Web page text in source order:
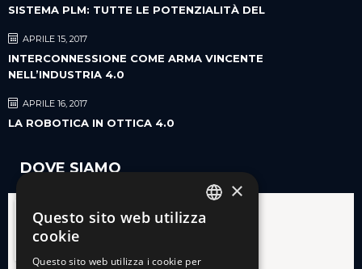
SISTEMA PLM: TUTTE LE POTENZIALITÀ DEL
APRILE 15, 2017
INTERCONNESSIONE COME ARMA VINCENTE
NELL’INDUSTRIA 4.0
APRILE 16, 2017
LA ROBOTICA IN OTTICA 4.0
DOVE SIAMO
×
Questo sito web utilizza
cookie
Questo sito web utilizza i cookie per